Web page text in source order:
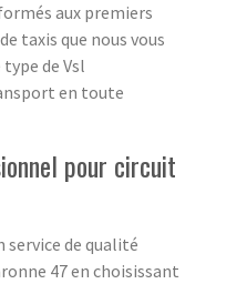
aux premiers
taxis que nous vous
de Vsl
en toute
pour circuit
service de qualité
47 en choisissant